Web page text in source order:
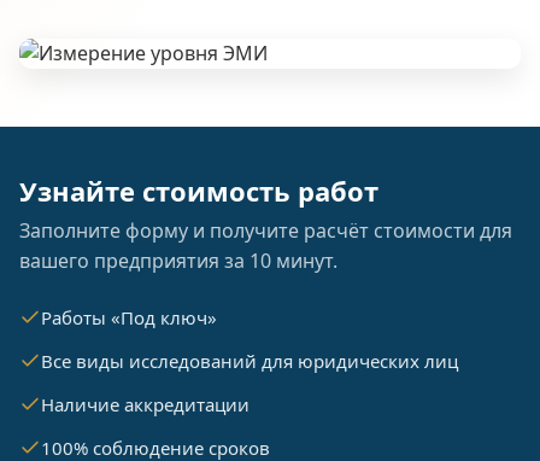
Узнайте стоимость работ
Заполните форму и получите расчёт стоимости для
вашего предприятия за 10 минут.
Работы «Под ключ»
Все виды исследований для юридических лиц
Наличие аккредитации
100% соблюдение сроков